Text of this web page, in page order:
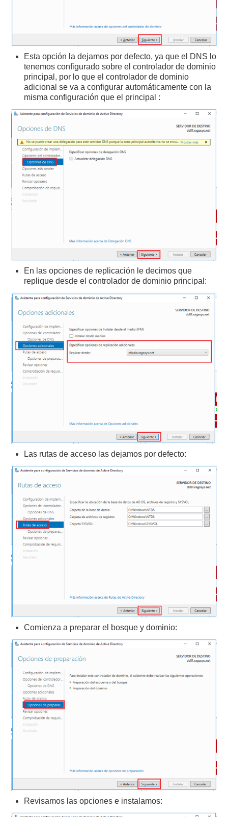
Esta opción la dejamos por defecto, ya que el DNS lo
tenemos configurado sobre el controlador de dominio
principal, por lo que el controlador de dominio
adicional se va a configurar automáticamente con la
misma configuración que el principal :
En las opciones de replicación le decimos que
replique desde el controlador de dominio principal:
Las rutas de acceso las dejamos por defecto:
Comienza a preparar el bosque y dominio:
Revisamos las opciones e instalamos: